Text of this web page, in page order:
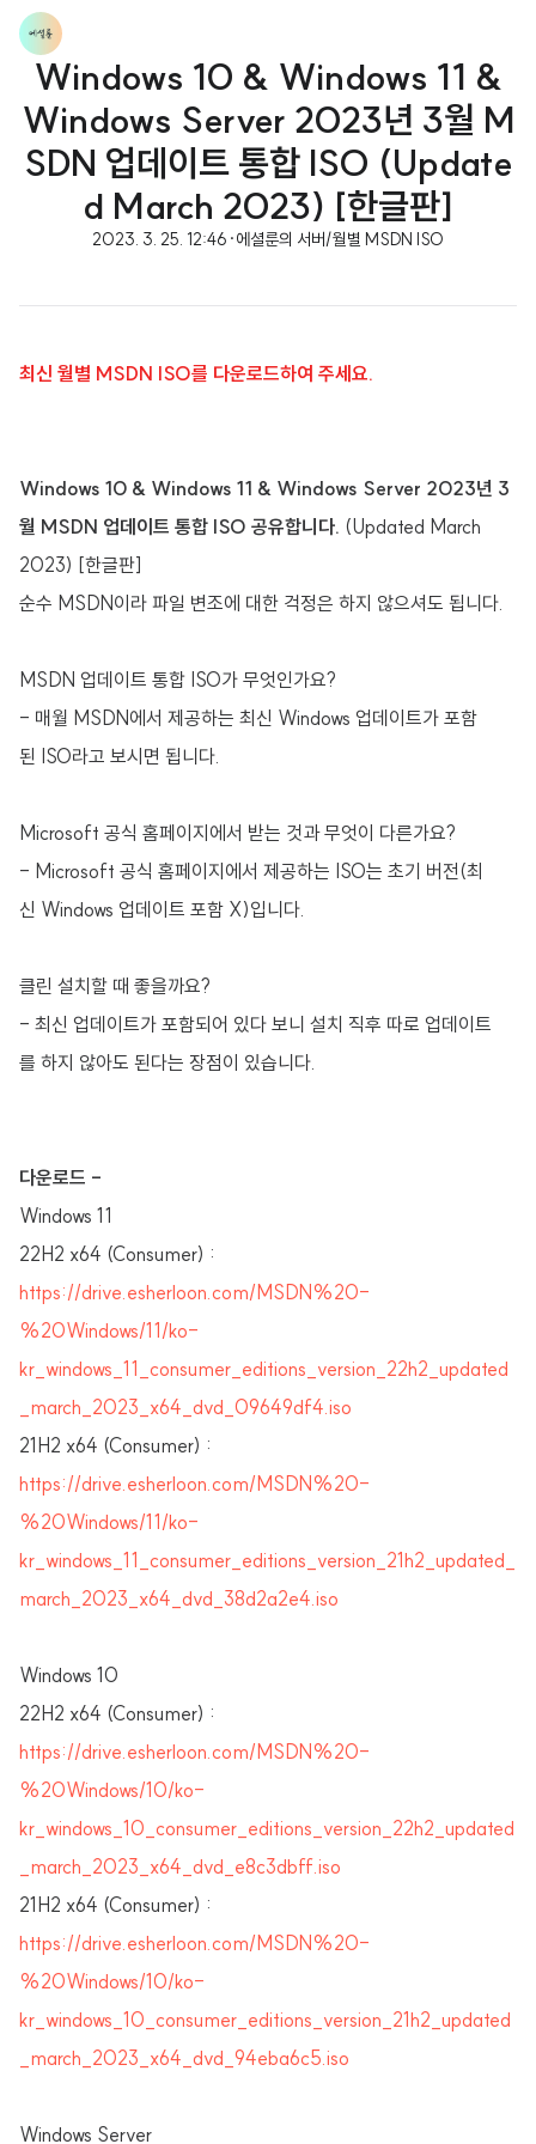
Windows 10 & Windows 11 &
Windows Server 2023년 3월 M
SDN 업데이트 통합 ISO (Update
d March 2023) [한글판]
2023. 3. 25. 12:46 ·에셜룬의 서버/월별 MSDN ISO
최신 월별 MSDN ISO를 다운로드하여 주세요.
Windows 10 & Windows 11 & Windows Server 2023년 3
월 MSDN 업데이트 통합 ISO 공유합니다. (Updated March
2023) [한글판]
순수 MSDN이라 파일 변조에 대한 걱정은 하지 않으셔도 됩니다.
MSDN 업데이트 통합 ISO가 무엇인가요?
- 매월 MSDN에서 제공하는 최신 Windows 업데이트가 포함
된 ISO라고 보시면 됩니다.
Microsoft 공식 홈페이지에서 받는 것과 무엇이 다른가요?
- Microsoft 공식 홈페이지에서 제공하는 ISO는 초기 버전(최
신 Windows 업데이트 포함 X)입니다.
클린 설치할 때 좋을까요?
- 최신 업데이트가 포함되어 있다 보니 설치 직후 따로 업데이트
를 하지 않아도 된다는 장점이 있습니다.
다운로드 -
Windows 11
22H2 x64 (Consumer) :
https://drive.esherloon.com/MSDN%20-
%20Windows/11/ko-
kr_windows_11_consumer_editions_version_22h2_updated
_march_2023_x64_dvd_09649df4.iso
21H2 x64 (Consumer) :
https://drive.esherloon.com/MSDN%20-
%20Windows/11/ko-
kr_windows_11_consumer_editions_version_21h2_updated_
march_2023_x64_dvd_38d2a2e4.iso
Windows 10
22H2 x64 (Consumer) :
https://drive.esherloon.com/MSDN%20-
%20Windows/10/ko-
kr_windows_10_consumer_editions_version_22h2_updated
_march_2023_x64_dvd_e8c3dbff.iso
21H2 x64 (Consumer) :
https://drive.esherloon.com/MSDN%20-
%20Windows/10/ko-
kr_windows_10_consumer_editions_version_21h2_updated
_march_2023_x64_dvd_94eba6c5.iso
Windows Server